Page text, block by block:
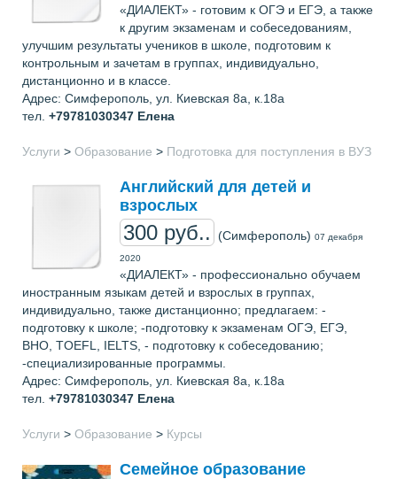
«ДИАЛЕКТ» - готовим к ОГЭ и ЕГЭ, а также
к другим экзаменам и собеседованиям,
улучшим результаты учеников в школе, подготовим к
контрольным и зачетам в группах, индивидуально,
дистанционно и в классе.
Адрес: Cимферополь, ул. Киевская 8а, к.18а
тел. +79781030347 Елена
Услуги > Образование > Подготовка для поступления в ВУЗ
Английский для детей и
взрослых
300 руб.. (Симферополь) 07 декабря
2020
«ДИАЛЕКТ» - профессионально обучаем
иностранным языкам детей и взрослых в группах,
индивидуально, также дистанционно; предлагаем: -
подготовку к школе; -подготовку к экзаменам ОГЭ, ЕГЭ,
ВНО, TOEFL, IELTS, - подготовку к собеседованию;
-специализированные программы.
Адрес: Cимферополь, ул. Киевская 8а, к.18а
тел. +79781030347 Елена
Услуги > Образование > Курсы
Семейное образование